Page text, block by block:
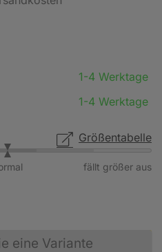
1-4 Werktage
1-4 Werktage
Größentabelle
fällt größer aus
eine Variante